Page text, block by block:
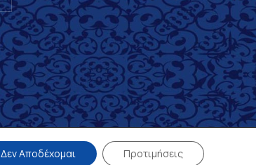
Δεν Αποδέχομαι Προτιμήσεις